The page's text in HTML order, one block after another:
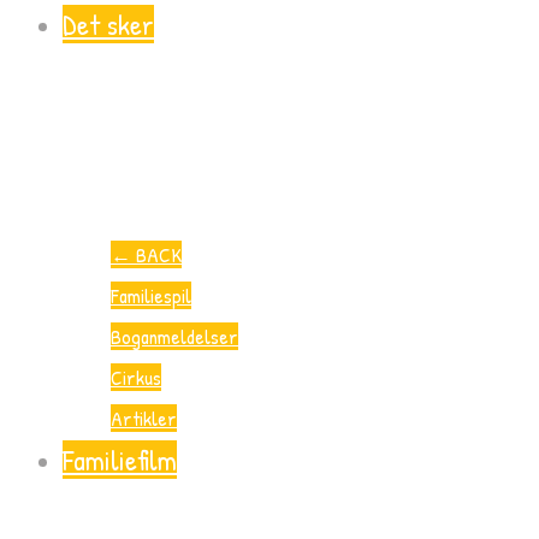
Det sker
← BACK
Familiespil
Boganmeldelser
Cirkus
Artikler
Familiefilm